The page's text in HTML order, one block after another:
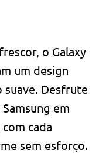
o Galaxy
um design
suave. Desfrute
em
cada
sem esforço.